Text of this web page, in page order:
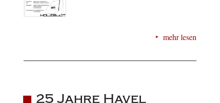
mehr lesen
25 Jahre Havel